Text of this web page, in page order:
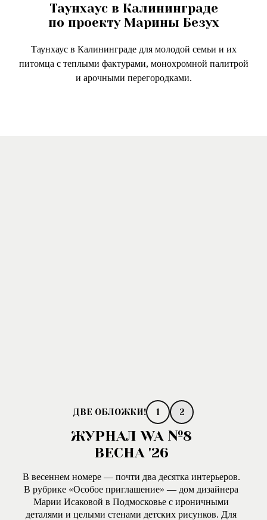
Таунхаус в Калининграде
по проекту Марины Безух
Таунхаус в Калининграде для молодой семьи и их
питомца с теплыми фактурами, монохромной палитрой
и арочными перегородками.
1 2
ЖУРНАЛ WA №8
ВЕСНА '26
В весеннем номере — почти два десятка интерьеров.
В рубрике «Особое приглашение» — дом дизайнера
Марии Исаковой в Подмосковье с ироничными
деталями и целыми стенами детских рисунков. Для